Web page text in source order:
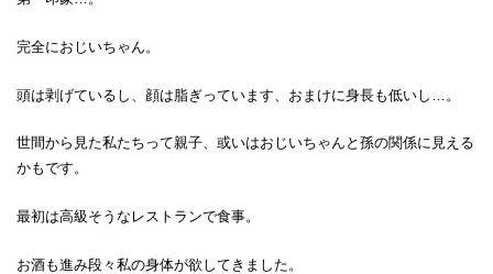
完全におじいちゃん。
頭は剥げているし、顔は脂ぎっています、おまけに身長も低いし…。
世間から見た私たちって親子、或いはおじいちゃんと孫の関係に見える
かもです。
最初は高級そうなレストランで食事。
お酒も進み段々私の身体が欲してきました。